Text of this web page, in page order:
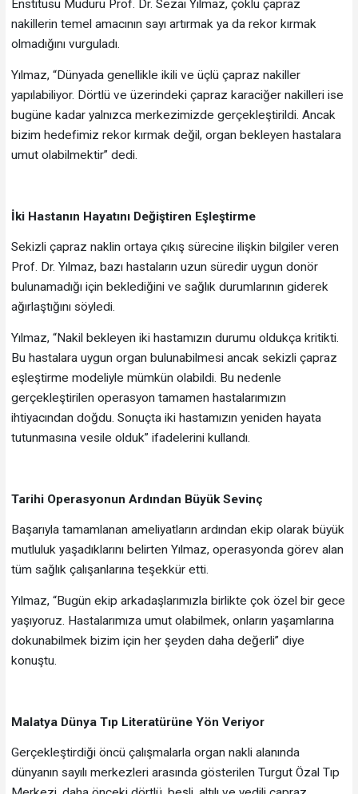
Enstitüsü Müdürü Prof. Dr. Sezai Yılmaz, çoklu çapraz
nakillerin temel amacının sayı artırmak ya da rekor kırmak
olmadığını vurguladı.
Yılmaz, “Dünyada genellikle ikili ve üçlü çapraz nakiller
yapılabiliyor. Dörtlü ve üzerindeki çapraz karaciğer nakilleri ise
bugüne kadar yalnızca merkezimizde gerçekleştirildi. Ancak
bizim hedefimiz rekor kırmak değil, organ bekleyen hastalara
umut olabilmektir” dedi.
İki Hastanın Hayatını Değiştiren Eşleştirme
Sekizli çapraz naklin ortaya çıkış sürecine ilişkin bilgiler veren
Prof. Dr. Yılmaz, bazı hastaların uzun süredir uygun donör
bulunamadığı için beklediğini ve sağlık durumlarının giderek
ağırlaştığını söyledi.
Yılmaz, “Nakil bekleyen iki hastamızın durumu oldukça kritikti.
Bu hastalara uygun organ bulunabilmesi ancak sekizli çapraz
eşleştirme modeliyle mümkün olabildi. Bu nedenle
gerçekleştirilen operasyon tamamen hastalarımızın
ihtiyacından doğdu. Sonuçta iki hastamızın yeniden hayata
tutunmasına vesile olduk” ifadelerini kullandı.
Tarihi Operasyonun Ardından Büyük Sevinç
Başarıyla tamamlanan ameliyatların ardından ekip olarak büyük
mutluluk yaşadıklarını belirten Yılmaz, operasyonda görev alan
tüm sağlık çalışanlarına teşekkür etti.
Yılmaz, “Bugün ekip arkadaşlarımızla birlikte çok özel bir gece
yaşıyoruz. Hastalarımıza umut olabilmek, onların yaşamlarına
dokunabilmek bizim için her şeyden daha değerli” diye
konuştu.
Malatya Dünya Tıp Literatürüne Yön Veriyor
Gerçekleştirdiği öncü çalışmalarla organ nakli alanında
dünyanın sayılı merkezleri arasında gösterilen Turgut Özal Tıp